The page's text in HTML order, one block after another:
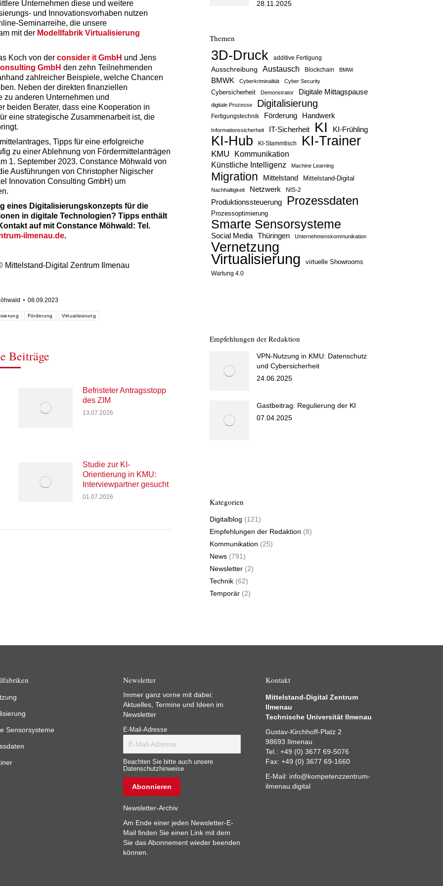
Unternehmen diese und weitere
und Innovationsvorhaben nutzen
Seminarreihe, die unsere
mit der Modellfabrik Virtualisierung
Koch von der consider it GmbH und Jens
GmbH den zehn Teilnehmenden
zahlreicher Beispiele, welche Chancen
Neben der direkten finanziellen
zu anderen Unternehmen und
beiden Berater, dass eine Kooperation in
eine strategische Zusammenarbeit ist, die
Tipps für eine erfolgreiche
zu einer Ablehnung von Fördermittelanträgen
1. September 2023. Constance Möhwald von
Ausführungen von Christopher Nigischer
Innovation Consulting GmbH) um
eines Digitalisierungskonzepts für die
in digitale Technologien? Tipps enthält
auf mit Constance Möhwald: Tel.
ilmenau.de.
Mittelstand-Digital Zentrum Ilmenau
08.09.2023
Förderung Virtualisierung
Beiträge
Befristeter Antragsstopp
des ZIM
13.07.2026
Studie zur KI-
Orientierung in KMU:
Interviewpartner gesucht
01.07.2026
28.11.2025
Themen
3D-Druck additive Fertigung
Ausschreibung Austausch Blockchain BMWi
BMWK Cyberkriminalität Cyber Security
Cybersicherheit Demonstrator Digitale Mittagspause
digitale Prozesse Digitalisierung
Fertigungstechnik Förderung Handwerk
Informationssicherheit IT-Sicherheit KI KI-Frühling
KI-Hub KI-Stammtisch KI-Trainer
KMU
Kommunikation
Künstliche Intelligenz
Machine Learning
Migration Mittelstand Mittelstand-Digital
Nachhaltigkeit Netzwerk NIS-2
Produktionssteuerung Prozessdaten
Prozessoptimierung
Smarte Sensorsysteme
Social Media Thüringen Unternehmenskommunikation
Vernetzung
Virtualisierung
virtuelle Showrooms
Wartung 4.0
Empfehlungen der Redaktion
VPN-Nutzung in KMU: Datenschutz
und Cybersicherheit
24.06.2025
Gastbeitrag: Regulierung der KI
07.04.2025
Kategorien
Digitalblog (121)
Empfehlungen der Redaktion (8)
Kommunikation (25)
News (791)
Newsletter (2)
Technik (62)
Temporär (2)
Sensorsysteme
Newsletter
Immer ganz vorne mit dabei:
Aktuelles, Termine und Ideen im
Newsletter
E-Mail-Adresse
Beachten Sie bitte auch unsere
Datenschutzhinweise
Newsletter-Archiv
Am Ende einer jeden Newsletter-E-
Mail finden Sie einen Link mit dem
Sie das Abonnement wieder beenden
können.
Kontakt
Mittelstand-Digital Zentrum
Ilmenau
Technische Universität Ilmenau
Gustav-Kirchhoff-Platz 2
98693 Ilmenau
Tel.: +49 (0) 3677 69-5076
Fax: +49 (0) 3677 69-1660
E-Mail: info@kompetenzzentrum-
ilmenau.digital